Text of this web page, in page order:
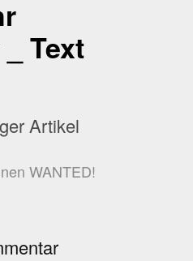
Text
Artikel
WANTED!